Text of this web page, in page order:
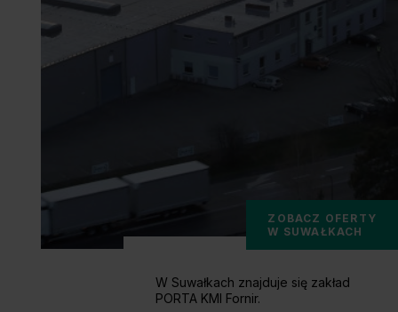
W Suwałkach znajduje się zakład
PORTA KMI Fornir.
ZOBACZ OFERTY
W SUWAŁKACH